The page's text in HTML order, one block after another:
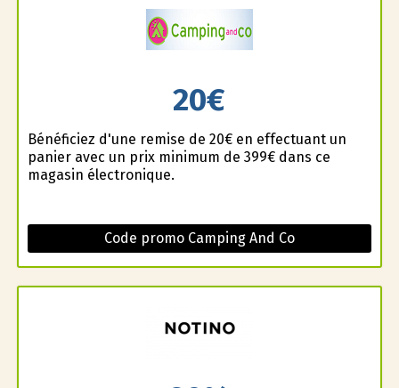
20€
Bénéficiez d'une remise de 20€ en effectuant un
panier avec un prix minimum de 399€ dans ce
magasin électronique.
Code promo Camping And Co